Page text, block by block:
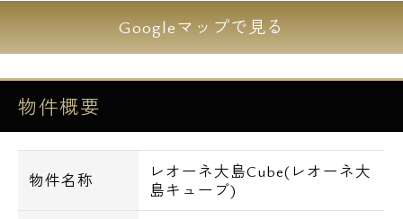
【交通アクセス一覧】
・都営新宿線 大島駅徒歩４分
・都営新宿線 西大島駅徒歩５分
・ＪＲ中央総武線 亀戸駅徒歩１３分
【周辺環境一覧】
Googleマップで見る
物件概要
物件名称
レオーネ大島Cube(レオーネ大
島キューブ)